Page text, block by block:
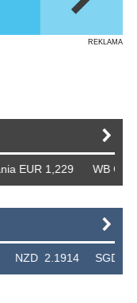
REKLAMA
1,229 WB
2.1914 SGD